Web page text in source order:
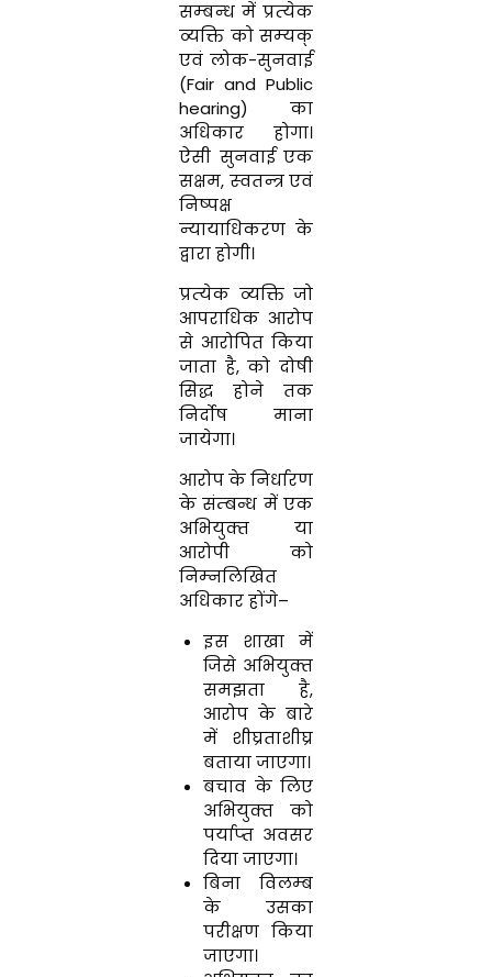
सम्‍बन्‍ध में प्रत्‍येक
व्‍यक्ति को सम्‍यक्
एवं लोक-सुनवाई
(Fair and Public
hearing) का
अधिकार होगा।
ऐसी सुनवाई एक
सक्षम, स्‍वतन्‍त्र एवं
निष्‍पक्ष
न्‍यायाधिकरण के
द्वारा होगी।
प्रत्‍येक व्‍यक्ति जो
आपराधिक आरोप
से आरोपित किया
जाता है,को दोषी
सिद्ध होने तक
निर्दोष माना
जायेगा।
आरोप के निर्धारण
के संम्बन्ध में एक
अभियुक्‍त या
आरोपी को
निम्‍नलिखित
अधिकार होंगे–
इस शाखा में
जिसे अभियुक्‍त
समझता है,
आरोप के बारे
में शीघ्रताशीघ्र
बताया जाएगा।
बचाव के लिए
अभियुक्‍त को
पर्याप्‍त अवसर
दिया जाएगा।
बिना विलम्‍ब
के उसका
परीक्षण किया
जाएगा।